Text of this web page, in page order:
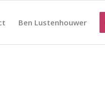
Ben Lustenhouwer